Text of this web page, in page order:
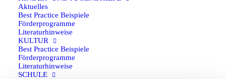
Aktuelles
Best Practice Beispiele
Förderprogramme
Literaturhinweise
KULTUR
Best Practice Beispiele
Förderprogramme
Literaturhinweise
SCHULE
Anfahrt
Anfahrt auf Google Maps planen